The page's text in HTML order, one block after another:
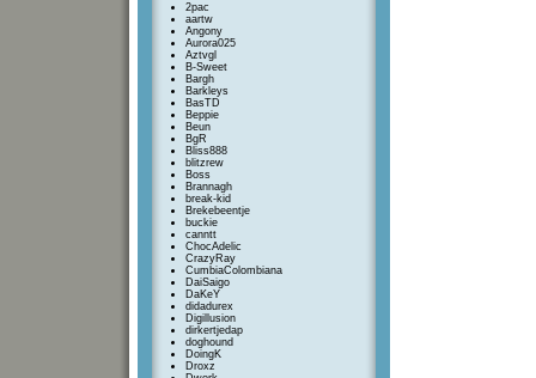
2pac
aartw
Angony
Aurora025
Aztvgl
B-Sweet
Bargh
Barkleys
BasTD
Beppie
Beun
BgR
Bliss888
blitzrew
Boss
Brannagh
break-kid
Brekebeentje
buckie
canntt
ChocAdelic
CrazyRay
CumbiaColombiana
DaiSaigo
DaKeY
didadurex
Digillusion
dirkertjedap
doghound
DoingK
Droxz